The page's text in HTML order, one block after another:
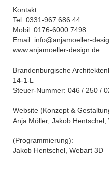
Kontakt:
Tel: 0331-967 686 44
Mobil: 0176-6000 7498
Email: info@anjamoeller-
www.anjamoeller-design.de
Brandenburgische
14-1-L
Steuer-Nummer: 046 / 250 /
Website (Konzept &
Anja Möller, Jakob
(Programmierung):
Jakob Hentschel, Webart 3D